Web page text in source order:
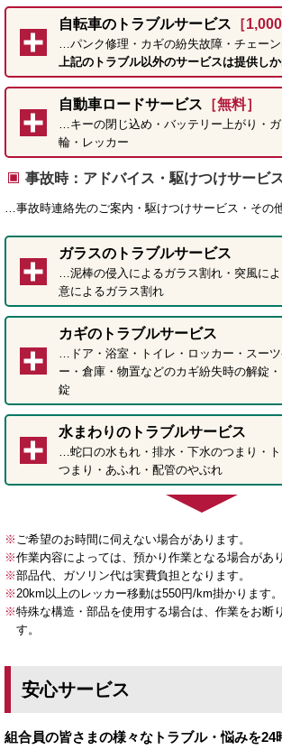
自転車のトラブルサービス ［
…パンク修理・カギの紛失故障・チェー
上記のトラブル以外のサービスは提供しか
自動車ロードサービス ［無料］
…キーの閉じ込め・バッテリー上がり・
輪・レッカー
事故時：アドバイス・駆けつけサービ
…事故時連絡先のご案内・駆けつけサービス・その
ガラスのトラブルサービス
…泥棒の侵入によるガラス割れ・突風に
意によるガラス割れ
カギのトラブルサービス
…ドア・浴室・トイレ・ロッカー・スー
ー・倉庫・物置などのカギ紛失時の解錠
錠
水まわりのトラブルサービス
…蛇口の水もれ・排水・下水のつまり・ト
つまり・あふれ・配管のやぶれ
※ ご希望のお時間に伺えない場合があります。
※作業内容によっては、預かり作業となる場合があ
※部品代、ガソリン代は実費負担となります。
※20km以上のレッカー移動は550円/km掛かります。
※特殊な構造・部品を使用する場合は、作業をお断
す。
安心サービス
組合員の皆さまの様々なトラブル・悩みを24